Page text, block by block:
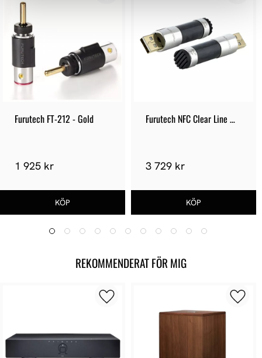
Furutech FT-212 - Gold
1 925 kr
Furutech NFC Clear Line
3 729 kr
REKOMMENDERAT FÖR MIG